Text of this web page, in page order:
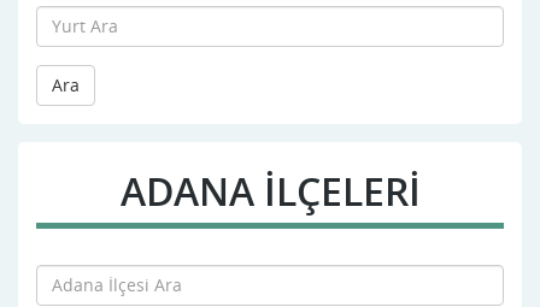
Ara
ADANA İLÇELERİ